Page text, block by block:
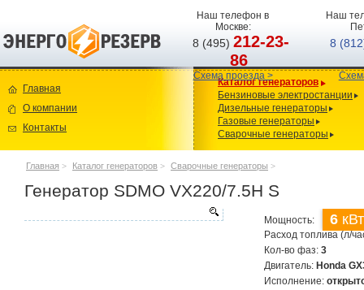
Наш телефон в
Москве:
8 (495)212-23-
86
Схема проезда >
Наш
8
Главная
О компании
Контакты
Каталог генераторов
Бензиновые электростанции
Дизельные генераторы
Газовые генераторы
Сварочные генераторы
Главная > Каталог генераторов > Сварочные генераторы >
Генератор SDMO VX220/7.5H S
Мощность: 6 кВт
Расход топлива (л/
Кол-во фаз: 3
Двигатель: Honda
Исполнение: